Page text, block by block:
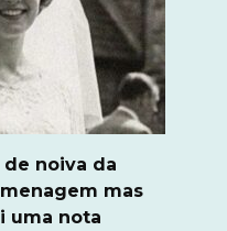
noiva da
mas
uma nota